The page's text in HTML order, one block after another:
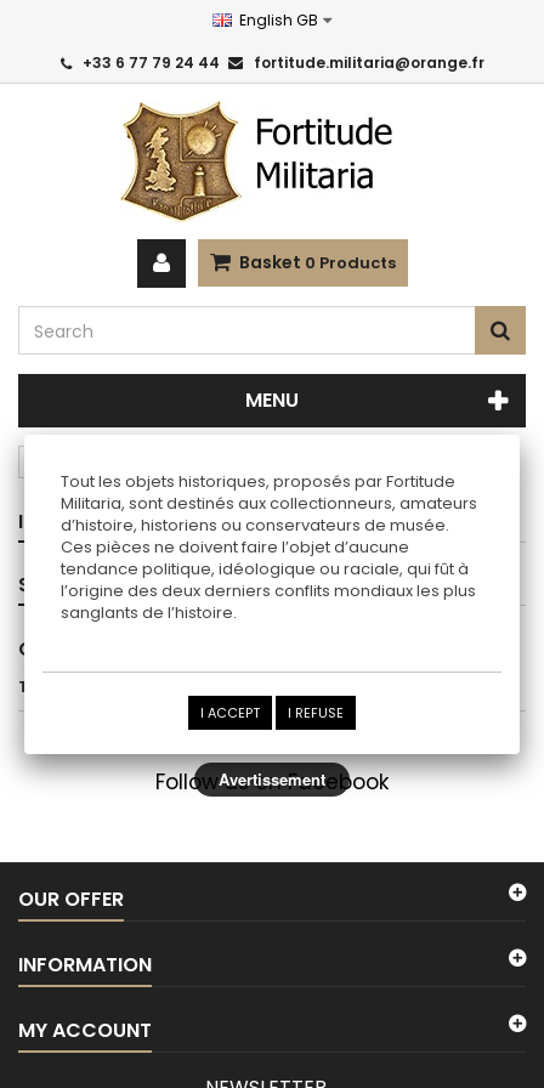
English GB
+33 6 77 79 24 44 fortitude.militaria@orange.fr
Basket 0 Products
MENU
INFORMATIONS
SPECIALS
OTHER NATIONS
There are no products in this category.
Follow us on Facebook
OUR OFFER
INFORMATION
MY ACCOUNT
Tout les objets historiques, proposés par Fortitude
Militaria, sont destinés aux collectionneurs, amateurs
d’histoire, historiens ou conservateurs de musée.
Ces pièces ne doivent faire l’objet d’aucune
tendance politique, idéologique ou raciale, qui fût à
l’origine des deux derniers conflits mondiaux les plus
sanglants de l’histoire.
I ACCEPT I REFUSE
Avertissement